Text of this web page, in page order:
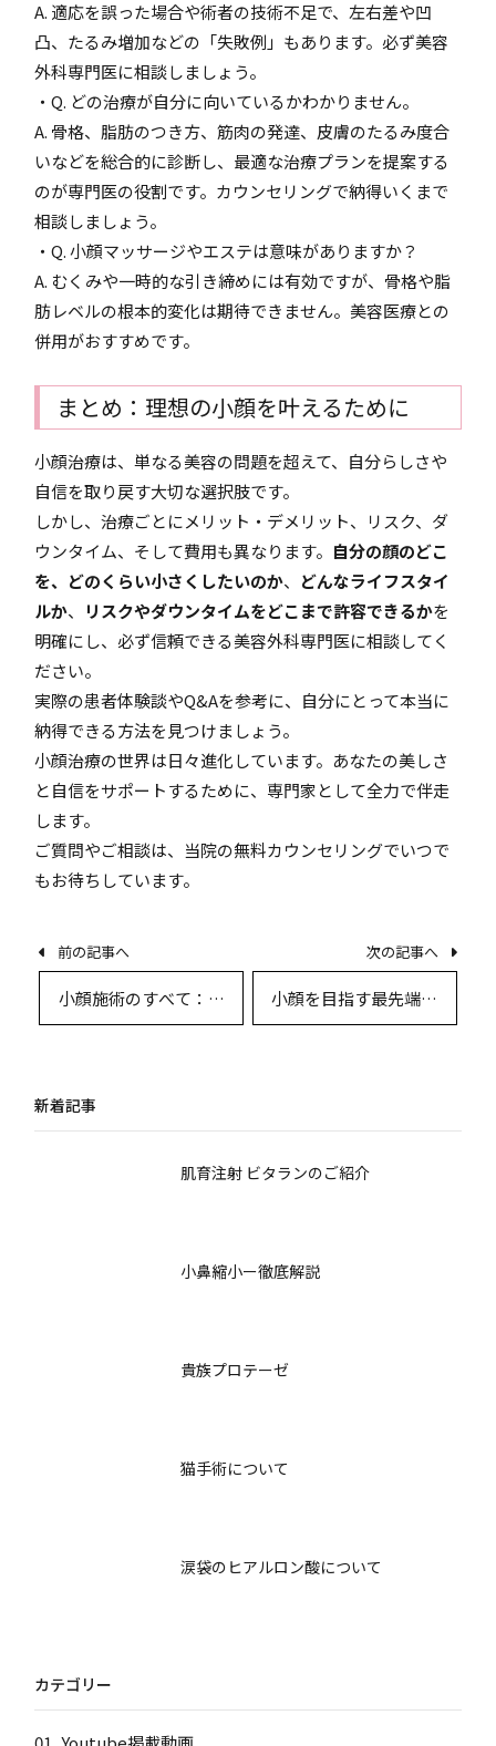
A. 適応を誤った場合や術者の技術不足で、左右差や凹
凸、たるみ増加などの「失敗例」もあります。必ず美容
外科専門医に相談しましょう。
・Q. どの治療が自分に向いているかわかりません。
A. 骨格、脂肪のつき方、筋肉の発達、皮膚のたるみ度合
いなどを総合的に診断し、最適な治療プランを提案する
のが専門医の役割です。カウンセリングで納得いくまで
相談しましょう。
・Q. 小顔マッサージやエステは意味がありますか？
A. むくみや一時的な引き締めには有効ですが、骨格や脂
肪レベルの根本的変化は期待できません。美容医療との
併用がおすすめです。
まとめ：理想の小顔を叶えるために
小顔治療は、単なる美容の問題を超えて、自分らしさや
自信を取り戻す大切な選択肢です。
しかし、治療ごとにメリット・デメリット、リスク、ダ
ウンタイム、そして費用も異なります。 自分の顔のどこ
を、どのくらい小さくしたいのか、 どんなライフスタイ
ルか、 リスクやダウンタイムをどこまで許容できるかを
明確にし、必ず信頼できる美容外科専門医に相談してく
ださい。
実際の患者体験談やQ&Aを参考に、自分にとって本当に
納得できる方法を見つけましょう。
小顔治療の世界は日々進化しています。あなたの美しさ
と自信をサポートするために、専門家として全力で伴走
します。
ご質問やご相談は、当院の無料カウンセリングでいつで
もお待ちしています。
前の記事へ
小顔施術のすべて：ダ
ウンタイム、回復期
次の記事へ
小顔を目指す最先端美
容外科術式徹底解説
新着記事
肌育注射 ビタランのご紹介
小鼻縮小ー徹底解説
貴族プロテーゼ
猫手術について
涙袋のヒアルロン酸について
カテゴリー